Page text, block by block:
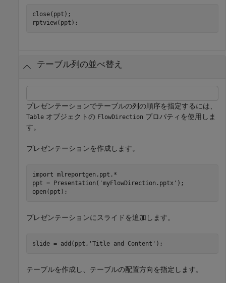
close(ppt);
テーブル列の並べ替え
プレゼンテーションでテーブルの列の順序を指定するには、
Table オブジェクトの FlowDirection プロパティを使用しま
す。
プレゼンテーションを作成します。
import mlreportgen.ppt.*
ppt = Presentation( 'myFlowDirection.pptx' );
open(ppt);
プレゼンテーションにスライドを追加します。
slide = add(ppt, 'Title and Content' );
テーブルを作成し、テーブルの配置方向を指定します。